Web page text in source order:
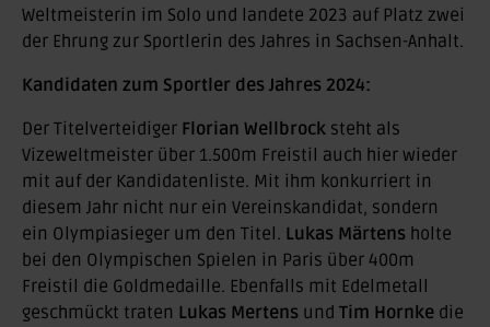
Weltmeisterin im Solo und landete 2023 auf Platz zwei
der Ehrung zur Sportlerin des Jahres in Sachsen-Anhalt.
Kandidaten zum Sportler des Jahres 2024:
Der Titelverteidiger Florian Wellbrock steht als
Vizeweltmeister über 1.500m Freistil auch hier wieder
mit auf der Kandidatenliste. Mit ihm konkurriert in
diesem Jahr nicht nur ein Vereinskandidat, sondern
ein Olympiasieger um den Titel. Lukas Märtens holte
bei den Olympischen Spielen in Paris über 400m
Freistil die Goldmedaille. Ebenfalls mit Edelmetall
geschmückt traten Lukas Mertens und Tim Hornke die